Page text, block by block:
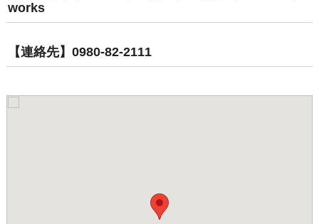
works
【連絡先】0980-82-2111